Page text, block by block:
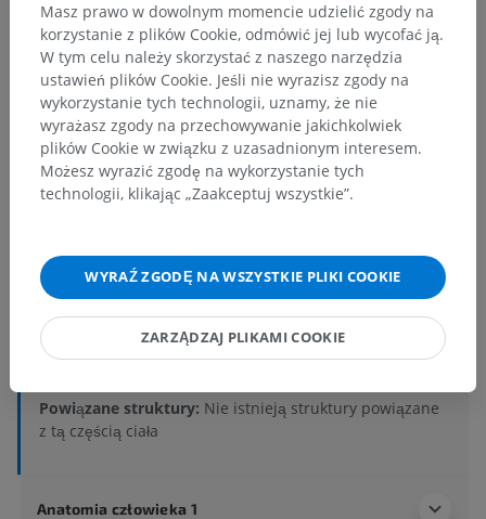
Hierarchia anatomiczna
Ciało ludzkie> Układy narządów trzewnych>
Układy narządów płciowych
Układ męskich narządów płciowych>
Narzędy płciowe męskie zewnętrzne> Penis
Błona biaława ciał jamistych
Powiązane struktury: Nie istnieją struktury powiązane
z tą częścią ciała
Anatomia człowieka 1
Masz prawo w dowolnym momencie udzielić zgody na
korzystanie z plików Cookie, odmówić jej lub wycofać ją.
W tym celu należy skorzystać z naszego narzędzia
ustawień plików Cookie. Jeśli nie wyrazisz zgody na
wykorzystanie tych technologii, uznamy, że nie
wyrażasz zgody na przechowywanie jakichkolwiek
plików Cookie w związku z uzasadnionym interesem.
Możesz wyrazić zgodę na wykorzystanie tych
technologii, klikając „Zaakceptuj wszystkie”.
WYRAŹ ZGODĘ NA WSZYSTKIE PLIKI COOKIE
ZARZĄDZAJ PLIKAMI COOKIE